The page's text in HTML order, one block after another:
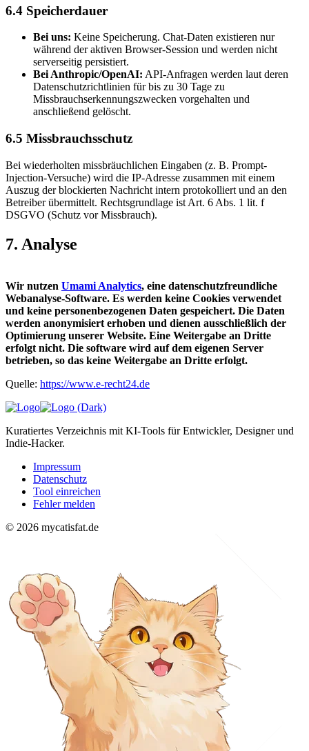
6.4 Speicherdauer
Bei uns: Keine Speicherung. Chat-Daten existieren nur
während der aktiven Browser-Session und werden nicht
serverseitig persistiert.
Bei Anthropic/OpenAI: API-Anfragen werden laut deren
Datenschutzrichtlinien für bis zu 30 Tage zu
Missbrauchserkennungszwecken vorgehalten und
anschließend gelöscht.
6.5 Missbrauchsschutz
Bei wiederholten missbräuchlichen Eingaben (z. B. Prompt-
Injection-Versuche) wird die IP-Adresse zusammen mit einem
Auszug der blockierten Nachricht intern protokolliert und an den
Betreiber übermittelt. Rechtsgrundlage ist Art. 6 Abs. 1 lit. f
DSGVO (Schutz vor Missbrauch).
7. Analyse
Wir nutzen Umami Analytics, eine datenschutzfreundliche
Webanalyse-Software. Es werden keine Cookies verwendet
und keine personenbezogenen Daten gespeichert. Die Daten
werden anonymisiert erhoben und dienen ausschließlich der
Optimierung unserer Website. Eine Weitergabe an Dritte
erfolgt nicht. Die software wird auf dem eigenen Server
betrieben, so das keine Weitergabe an Dritte erfolgt.
Quelle: https://www.e-recht24.de
Kuratiertes Verzeichnis mit KI-Tools für Entwickler, Designer und
Indie-Hacker.
Impressum
Datenschutz
Tool einreichen
Fehler melden
© 2026 mycatisfat.de